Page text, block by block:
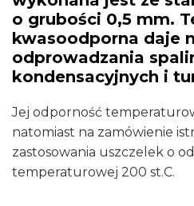
o grubości 0,5 mm.
kwasoodporna daje
odprowadzania
kondensacyjnych i
Jej odporność
natomiast na zamówienie
zastosowania uszczelek o
temperaturowej 200 st.C.